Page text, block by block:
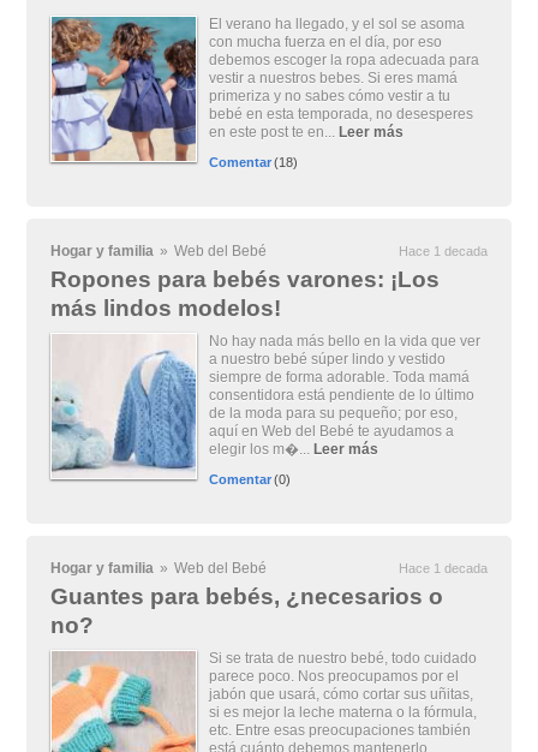
El verano ha llegado, y el sol se asoma
con mucha fuerza en el día, por eso
debemos escoger la ropa adecuada para
vestir a nuestros bebes. Si eres mamá
primeriza y no sabes cómo vestir a tu
bebé en esta temporada, no desesperes
en este post te en... Leer más
Comentar(18)
Hogar y familia » Web del Bebé Hace 1 decada
Ropones para bebés varones: ¡Los
más lindos modelos!
No hay nada más bello en la vida que ver
a nuestro bebé súper lindo y vestido
siempre de forma adorable. Toda mamá
consentidora está pendiente de lo último
de la moda para su pequeño; por eso,
aquí en Web del Bebé te ayudamos a
elegir los m�... Leer más
Comentar(0)
Hogar y familia » Web del Bebé Hace 1 decada
Guantes para bebés, ¿necesarios o
no?
Si se trata de nuestro bebé, todo cuidado
parece poco. Nos preocupamos por el
jabón que usará, cómo cortar sus uñitas,
si es mejor la leche materna o la fórmula,
etc. Entre esas preocupaciones también
está cuánto debemos mantenerlo